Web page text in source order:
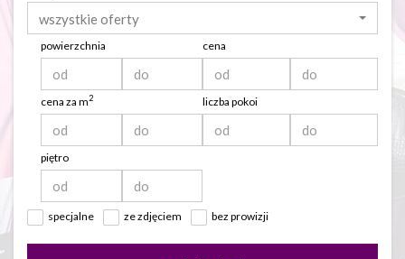
wszystkie oferty
powierzchnia cena
cena za m2 liczba pokoi
piętro
specjalne ze zdjęciem bez prowizji